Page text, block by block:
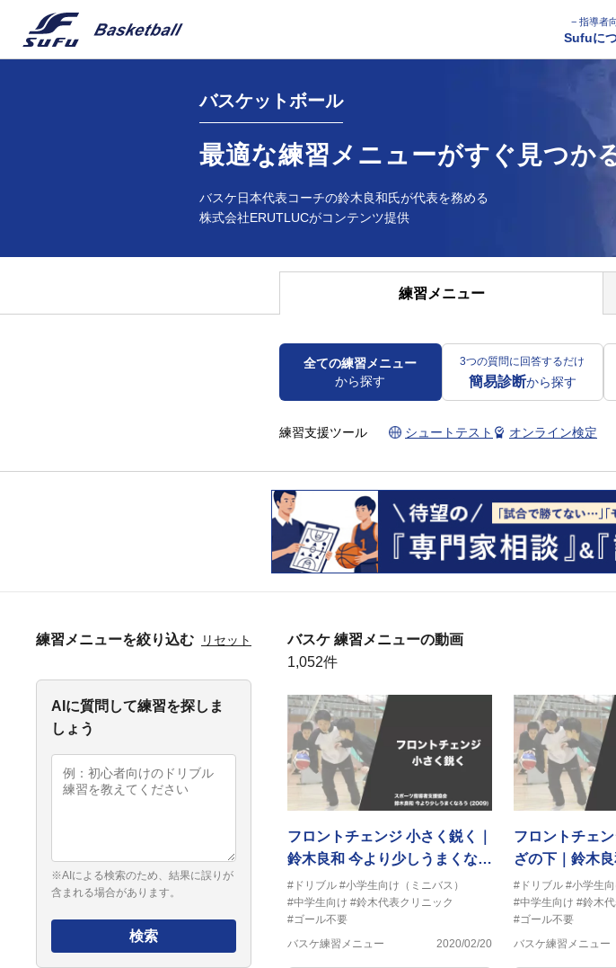
− 指導者
Sufuに
バスケットボール
最適な練習メニューがすぐ見つか
バスケ日本代表コーチの鈴木良和氏が代表を務める
株式会社ERUTLUCがコンテンツ提供
練習メニュー
全ての練習メニュー
から探す
3つの質問に回答するだけ
簡易診断から探す
練習支援ツール シュートテスト オンライン検定
練習メニューを絞り込む リセット
AIに質問して練習を探しま
しょう
※AIによる検索のため、結果に誤りが
含まれる場合があります。
検索
バスケ 練習メニューの動画
1,052件
フロントチェンジ 小さく鋭く｜
鈴木良和 今より少しうまくなろ
う
#ドリブル #小学生向け（ミニバス）
#中学生向け #鈴木代表クリニック
#ゴール不要
バスケ練習メニュー
2020/02/20
フロントチェ
ざの下｜鈴木
まくなろう
#ドリブル #小学生向
#中学生向け #鈴木
#ゴール不要
バスケ練習メニュー